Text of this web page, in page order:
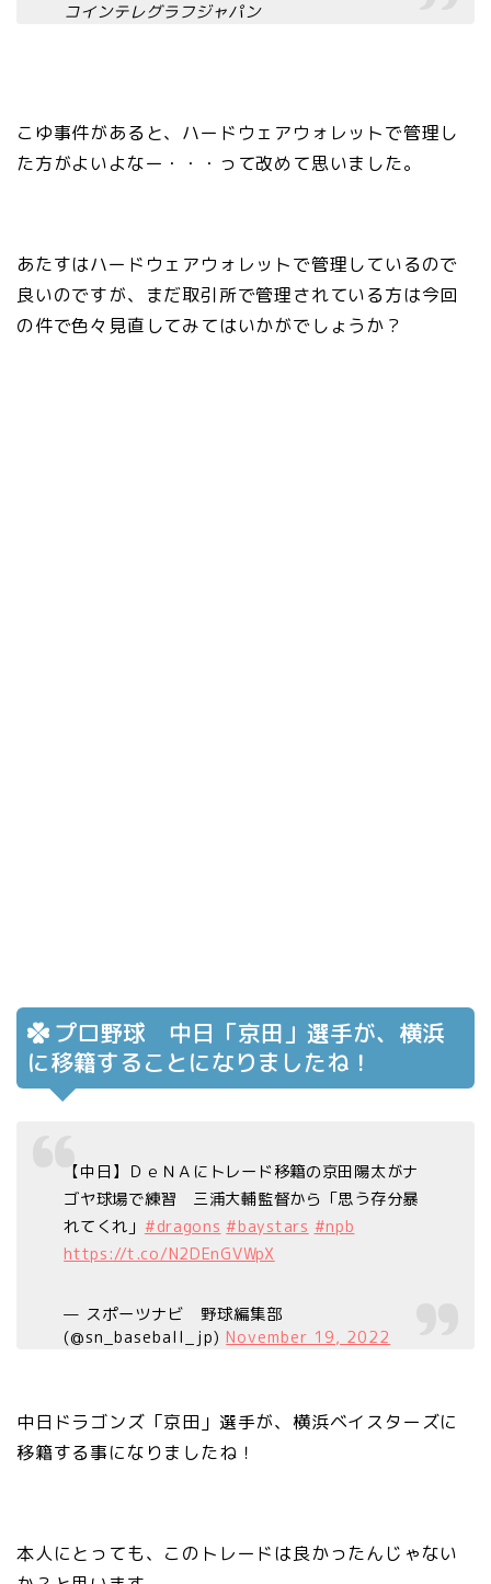
コインテレグラフジャパン
こゆ事件があると、ハードウェアウォレットで管理し
た方がよいよなー・・・って改めて思いました。
あたすはハードウェアウォレットで管理しているので
良いのですが、まだ取引所で管理されている方は今回
の件で色々見直してみてはいかがでしょうか？
プロ野球 中日「京田」選手が、横浜
に移籍することになりましたね！
【中日】ＤｅＮＡにトレード移籍の京田陽太がナ
ゴヤ球場で練習 三浦大輔監督から「思う存分暴
れてくれ」 #dragons #baystars #npb
https://t.co/N2DEnGVWpX
— スポーツナビ 野球編集部
(@sn_baseball_jp) November 19, 2022
中日ドラゴンズ「京田」選手が、横浜ベイスターズに
移籍する事になりましたね！
本人にとっても、このトレードは良かったんじゃない